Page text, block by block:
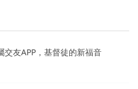
交友APP，基督徒的新福音